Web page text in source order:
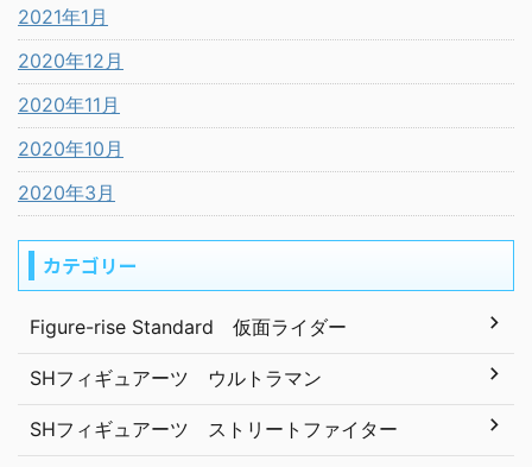
2021年1月
2020年12月
2020年11月
2020年10月
2020年3月
カテゴリー
Figure-rise Standard 仮面ライダー
SHフィギュアーツ ウルトラマン
SHフィギュアーツ ストリートファイター